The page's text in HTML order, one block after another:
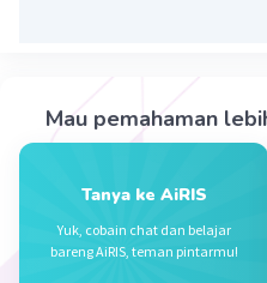
2.ekuador
3.uganda
Beri Rating
Aldric J
Mau pemahaman
Tanya ke AiRIS
Yuk, cobain chat dan belajar
bareng AiRIS, teman pintarmu!